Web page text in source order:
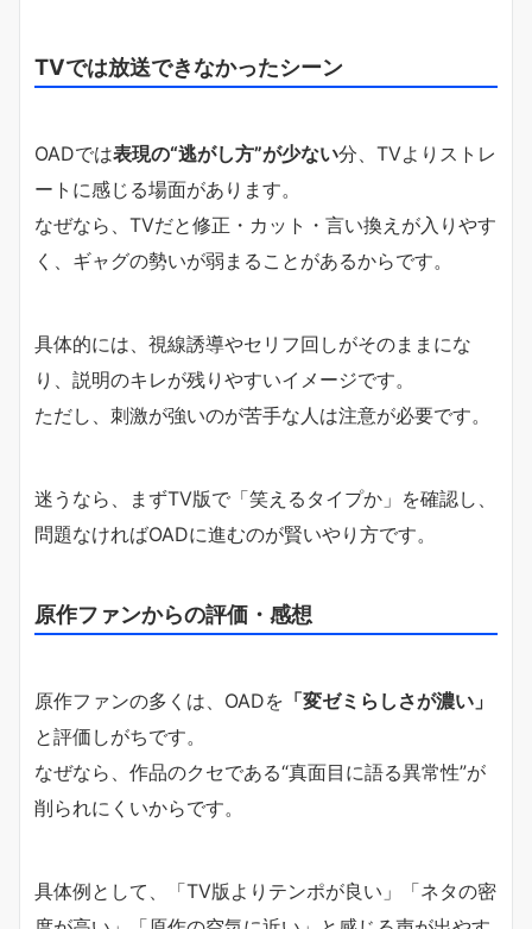
TVでは放送できなかったシーン
OADでは表現の“逃がし方”が少ない分、TVよりストレ
ートに感じる場面があります。
なぜなら、TVだと修正・カット・言い換えが入りやす
く、ギャグの勢いが弱まることがあるからです。
具体的には、視線誘導やセリフ回しがそのままにな
り、説明のキレが残りやすいイメージです。
ただし、刺激が強いのが苦手な人は注意が必要です。
迷うなら、まずTV版で「笑えるタイプか」を確認し、
問題なければOADに進むのが賢いやり方です。
原作ファンからの評価・感想
原作ファンの多くは、OADを 「変ゼミらしさが濃い」
と評価しがちです。
なぜなら、作品のクセである“真面目に語る異常性”が
削られにくいからです。
具体例として、「TV版よりテンポが良い」「ネタの密